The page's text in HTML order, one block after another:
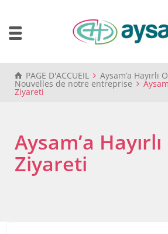
PAGE D'ACCUEIL Aysam’a Hayırlı
Nouvelles de notre entreprise
Ziyareti
Aysam’a
Ziyareti